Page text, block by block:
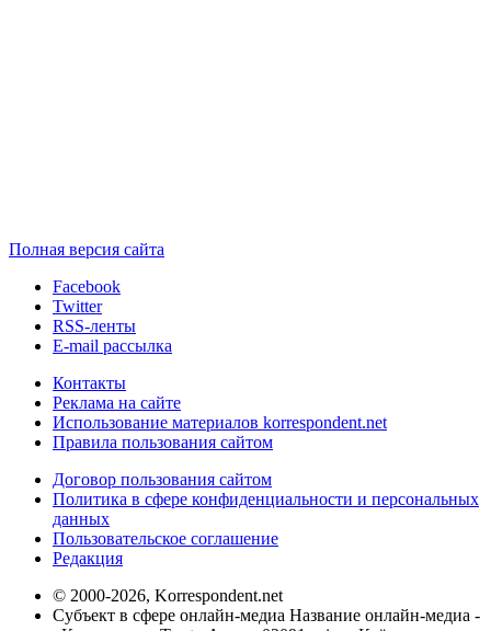
Полная версия сайта
Facebook
Twitter
RSS-ленты
E-mail рассылка
Контакты
Реклама на сайте
Использование материалов korrespondent.net
Правила пользования сайтом
Договор пользования сайтом
Политика в сфере конфиденциальности и персональных
данных
Пользовательское соглашение
Редакция
© 2000-2026, Korrespondent.net
Субъект в сфере онлайн-медиа Название онлайн-медиа -